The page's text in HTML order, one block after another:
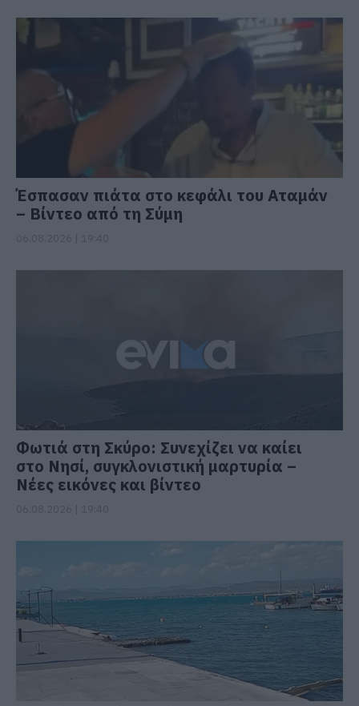
Έσπασαν πιάτα στο κεφάλι του Αταμάν
– Βίντεο από τη Σύμη
Φωτιά στη Σκύρο: Συνεχίζει να καίει
στο Νησί, συγκλονιστική μαρτυρία –
Νέες εικόνες και βίντεο